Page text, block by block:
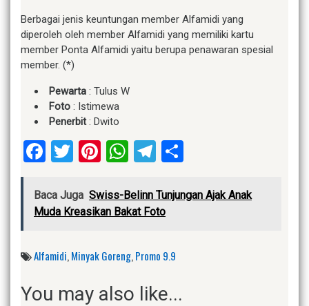
Berbagai jenis keuntungan member Alfamidi yang
diperoleh oleh member Alfamidi yang memiliki kartu
member Ponta Alfamidi yaitu berupa penawaran spesial
member. (*)
Pewarta : Tulus W
Foto : Istimewa
Penerbit: Dwito
Facebook
Twitter
Pinterest
WhatsApp
Telegram
Baca Juga Swiss-Belinn Tunjungan Ajak Anak
Muda Kreasikan Bakat Foto
Alfamidi,Minyak Goreng,Promo 9.9
You may also like...